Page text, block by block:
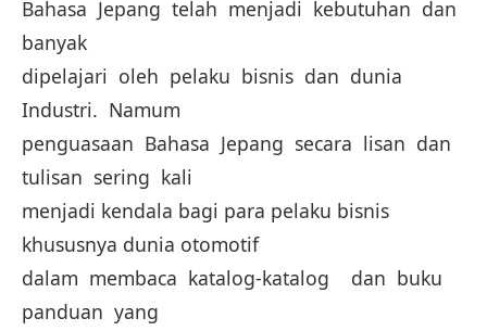
Bahasa Jepang telah menjadi kebutuhan dan
banyak
dipelajari oleh pelaku bisnis dan dunia
Industri. Namum
penguasaan Bahasa Jepang secara lisan dan
tulisan sering kali
menjadi kendala bagi para pelaku bisnis
khususnya dunia otomotif
dalam membaca katalog-katalog dan buku
panduan yang